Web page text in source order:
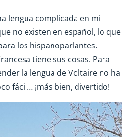
lengua complicada en mi
no existen en español, lo que
los hispanoparlantes.
tiene sus cosas. Para
la lengua de Voltaire no ha
fácil… ¡más bien, divertido!